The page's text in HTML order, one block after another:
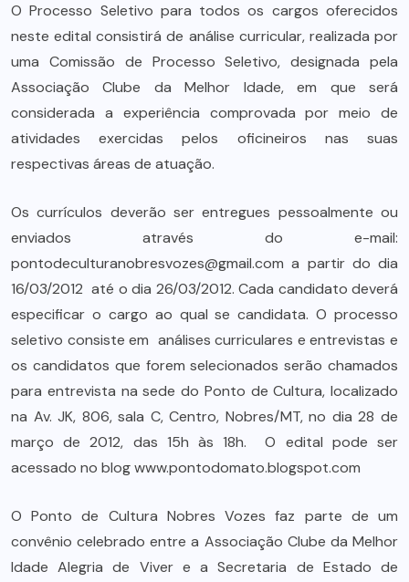
O Processo Seletivo para todos os cargos oferecidos
neste edital consistirá de análise curricular, realizada por
uma Comissão de Processo Seletivo, designada pela
Associação Clube da Melhor Idade, em que será
considerada a experiência comprovada por meio de
atividades exercidas pelos oficineiros nas suas
respectivas áreas de atuação.
Os currículos deverão ser entregues pessoalmente ou
enviados através do e-mail:
pontodeculturanobresvozes@gmail.com a partir do dia
16/03/2012 até o dia 26/03/2012. Cada candidato deverá
especificar o cargo ao qual se candidata. O processo
seletivo consiste em análises curriculares e entrevistas e
os candidatos que forem selecionados serão chamados
para entrevista na sede do Ponto de Cultura, localizado
na Av. JK, 806, sala C, Centro, Nobres/MT, no dia 28 de
março de 2012, das 15h às 18h. O edital pode ser
acessado no blogwww.pontodomato.blogspot.com
O Ponto de Cultura Nobres Vozes faz parte de um
convênio celebrado entre a Associação Clube da Melhor
Idade Alegria de Viver e a Secretaria de Estado de